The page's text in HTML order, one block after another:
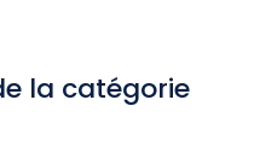
la catégorie